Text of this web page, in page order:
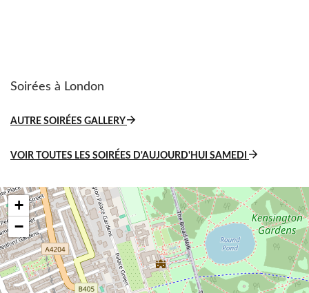
Soirées à London
AUTRE SOIRÉES GALLERY
VOIR TOUTES LES SOIRÉES D'AUJOURD'HUI SAMEDI